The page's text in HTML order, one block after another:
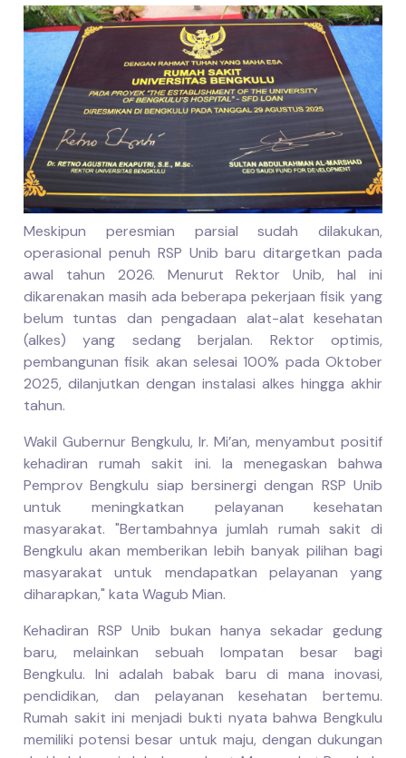
Meskipun peresmian parsial sudah dilakukan,
operasional penuh RSP Unib baru ditargetkan pada
awal tahun 2026. Menurut Rektor Unib, hal ini
dikarenakan masih ada beberapa pekerjaan fisik yang
belum tuntas dan pengadaan alat-alat kesehatan
(alkes) yang sedang berjalan. Rektor optimis,
pembangunan fisik akan selesai 100% pada Oktober
2025, dilanjutkan dengan instalasi alkes hingga akhir
tahun.
Wakil Gubernur Bengkulu, Ir. Mi’an, menyambut positif
kehadiran rumah sakit ini. Ia menegaskan bahwa
Pemprov Bengkulu siap bersinergi dengan RSP Unib
untuk meningkatkan pelayanan kesehatan
masyarakat. "Bertambahnya jumlah rumah sakit di
Bengkulu akan memberikan lebih banyak pilihan bagi
masyarakat untuk mendapatkan pelayanan yang
diharapkan," kata Wagub Mian.
Kehadiran RSP Unib bukan hanya sekadar gedung
baru, melainkan sebuah lompatan besar bagi
Bengkulu. Ini adalah babak baru di mana inovasi,
pendidikan, dan pelayanan kesehatan bertemu.
Rumah sakit ini menjadi bukti nyata bahwa Bengkulu
memiliki potensi besar untuk maju, dengan dukungan